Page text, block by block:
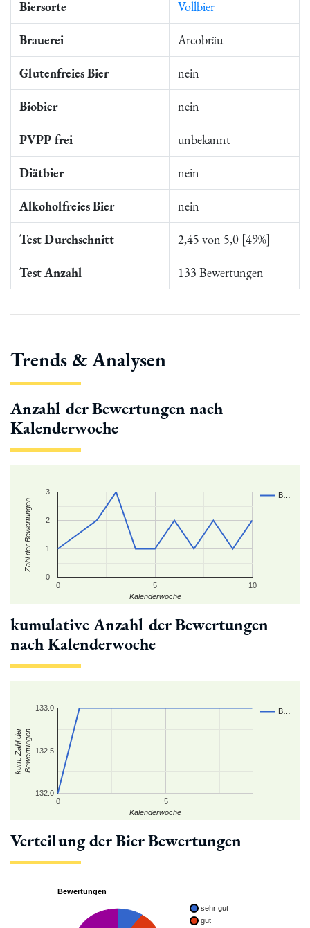
Biersorte Vollbier
Brauerei Arcobräu
Glutenfreies Bier nein
Biobier nein
PVPP frei unbekannt
Diätbier nein
Alkoholfreies Bier nein
Test Durchschnitt 2,45 von 5,0 [49%]
Test Anzahl 133 Bewertungen
Trends & Analysen
Anzahl der Bewertungen nach
Kalenderwoche
B…
0 5 10
0
1
2
3
Kalenderwoche
Zahl der Bewertungen
kumulative Anzahl der Bewertungen
nach Kalenderwoche
B…
0 5
132.0
132.5
133.0
Kalenderwoche
kum. Zahl derBewertungen
Verteilung der Bier Bewertungen
Bewertungen
sehr gut
gut